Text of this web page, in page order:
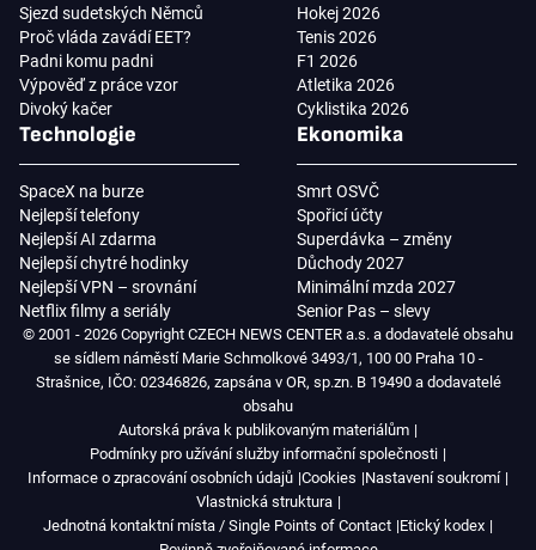
Sjezd sudetských Němců
Proč vláda zavádí EET?
Padni komu padni
Výpověď z práce vzor
Divoký kačer
Hokej 2026
Tenis 2026
F1 2026
Atletika 2026
Cyklistika 2026
Technologie
SpaceX na burze
Nejlepší telefony
Nejlepší AI zdarma
Nejlepší chytré hodinky
Nejlepší VPN – srovnání
Netflix filmy a seriály
Ekonomika
Smrt OSVČ
Spořicí účty
Superdávka – změny
Důchody 2027
Minimální mzda 2027
Senior Pas – slevy
© 2001 - 2026 Copyright CZECH NEWS CENTER a.s. a dodavatelé obsahu
se sídlem náměstí Marie Schmolkové 3493/1, 100 00 Praha 10 -
Strašnice, IČO: 02346826, zapsána v OR, sp.zn. B 19490 a dodavatelé
obsahu
Autorská práva k publikovaným materiálům
Podmínky pro užívání služby informační společnosti
Informace o zpracování osobních údajů Cookies Nastavení soukromí
Vlastnická struktura
Jednotná kontaktní místa / Single Points of Contact Etický kodex